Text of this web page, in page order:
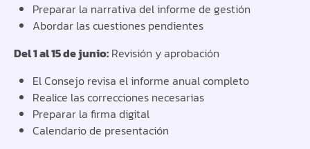
Preparar la narrativa del informe de gestión
Abordar las cuestiones pendientes
Del 1 al 15 de junio: Revisión y aprobación
El Consejo revisa el informe anual completo
Realice las correcciones necesarias
Preparar la firma digital
Calendario de presentación